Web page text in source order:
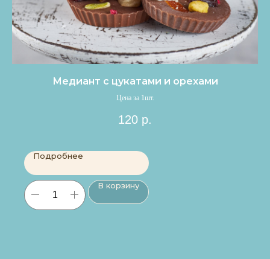
Медиант с цукатами и орехами
Цена за 1шт.
120 р.
Подробнее
В корзину